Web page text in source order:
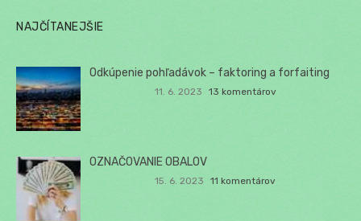
NAJČÍTANEJŠIE
Odkúpenie pohľadávok – faktoring a forfaiting
11. 6. 2023 13 komentárov
OZNAČOVANIE OBALOV
15. 6. 2023 11 komentárov